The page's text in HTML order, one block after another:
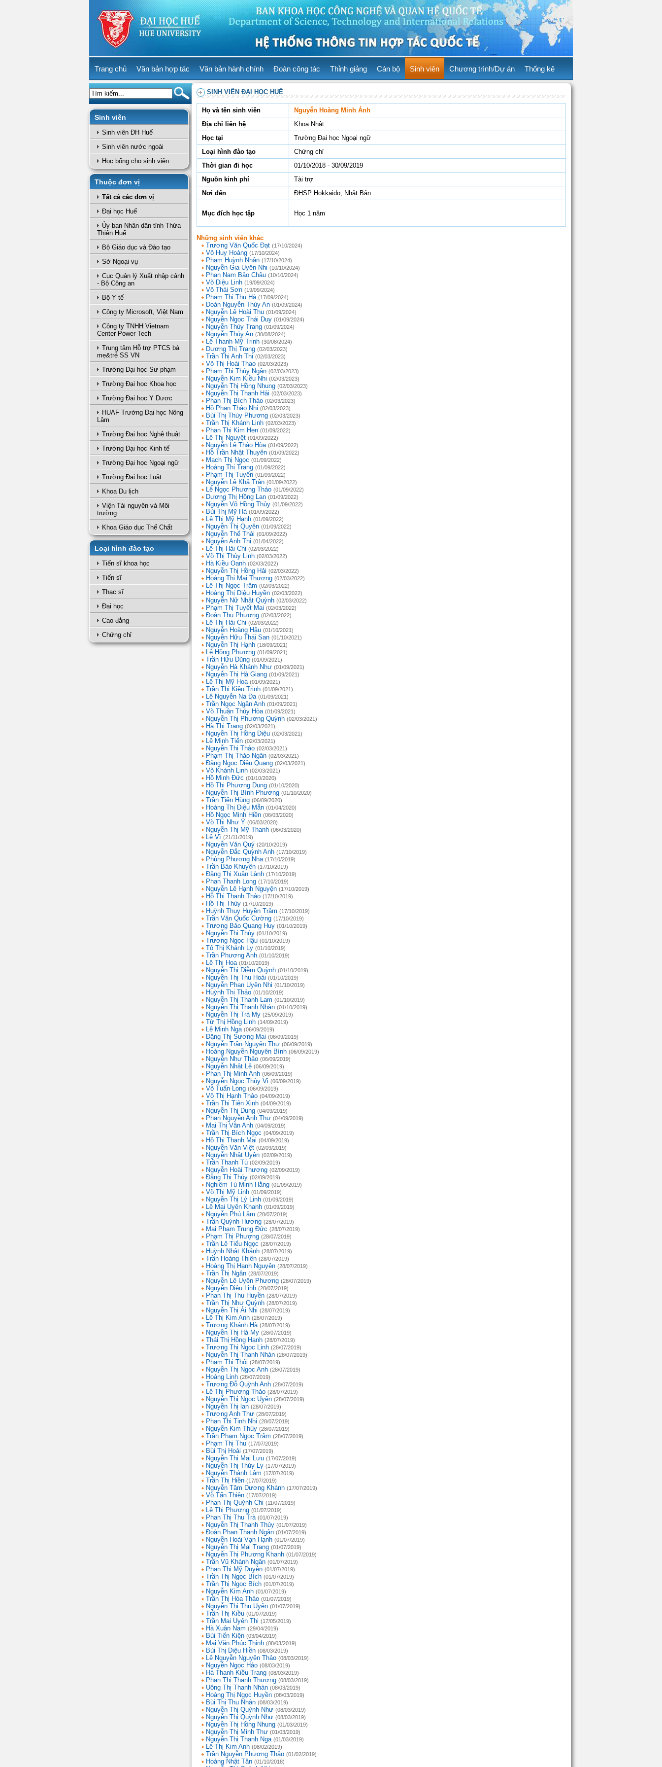
Trang chủ Văn bản hợp tác Văn bản hành chính Đoàn công tác Thỉnh giảng Cán bộ Sinh viên Chương trình/Dự án Thống kê
Sinh viên
Sinh viên ĐH Huế
Sinh viên nước ngoài
Học bổng cho sinh viên
Thuộc đơn vị
Tất cả các đơn vị
Đại học Huế
Ủy ban Nhân dân tỉnh Thừa
Thiên Huế
Bộ Giáo dục và Đào tạo
Sở Ngoại vụ
Cục Quản lý Xuất nhập cảnh
- Bộ Công an
Bộ Y tế
Công ty Microsoft, Việt Nam
Công ty TNHH Vietnam
Center Power Tech
Trung tâm Hỗ trợ PTCS bà
mẹ&trẻ SS VN
Trường Đại học Sư phạm
Trường Đại học Khoa học
Trường Đại học Y Dược
HUAF Trường Đại học Nông
Lâm
Trường Đại học Nghệ thuật
Trường Đại học Kinh tế
Trường Đại học Ngoại ngữ
Trường Đại học Luật
Khoa Du lịch
Viện Tài nguyên và Môi
trường
Khoa Giáo dục Thể Chất
Loại hình đào tạo
Tiến sĩ khoa học
Tiến sĩ
Thạc sĩ
Đại học
Cao đẳng
Chứng chỉ
SINH VIÊN ĐẠI HỌC HUẾ
Họ và tên sinh viên
Nguyễn Hoàng Minh Ánh
Địa chỉ liên hệ
Khoa Nhật
Học tại
Trường Đại học Ngoại ngữ
Loại hình đào tạo
Chứng chỉ
Thời gian đi học
01/10/2018 - 30/09/2019
Nguồn kinh phí
Tài trợ
Nơi đến
ĐHSP Hokkaido, Nhật Bản
Mục đích học tập Học 1 năm
Những sinh viên khác
Trương Văn Quốc Đạt (17/10/2024)
Võ Huy Hoàng (17/10/2024)
Phạm Huỳnh Nhân (17/10/2024)
Nguyễn Gia Uyên Nhi (10/10/2024)
Phan Nam Bảo Châu (10/10/2024)
Võ Diệu Linh (19/09/2024)
Võ Thái Sơn (19/09/2024)
Phạm Thị Thu Hà (17/09/2024)
Đoàn Nguyễn Thùy An (01/09/2024)
Nguyễn Lê Hoài Thu (01/09/2024)
Nguyễn Ngọc Thái Duy (01/09/2024)
Nguyễn Thùy Trang (01/09/2024)
Nguyễn Thúy An (30/08/2024)
Lê Thanh Mỹ Trinh (30/08/2024)
Dương Thị Trang (02/03/2023)
Trần Thị Anh Thi (02/03/2023)
Võ Thị Hoài Thao (02/03/2023)
Phạm Thị Thủy Ngân (02/03/2023)
Nguyễn Kim Kiều Nhi (02/03/2023)
Nguyễn Thị Hồng Nhung (02/03/2023)
Nguyễn Thị Thanh Hải (02/03/2023)
Phan Thị Bích Thảo (02/03/2023)
Hồ Phan Thảo Nhi (02/03/2023)
Bùi Thị Thúy Phương (02/03/2023)
Trần Thị Khánh Linh (02/03/2023)
Phan Thị Kim Hẹn (01/09/2022)
Lê Thị Nguyệt (01/09/2022)
Nguyễn Lê Thảo Hòa (01/09/2022)
Hồ Trần Nhật Thuyên (01/09/2022)
Mạch Thị Ngọc (01/09/2022)
Hoàng Thị Trang (01/09/2022)
Phạm Thị Tuyến (01/09/2022)
Nguyễn Lê Khả Trân (01/09/2022)
Lê Ngọc Phương Thảo (01/09/2022)
Dương Thị Hồng Lan (01/09/2022)
Nguyễn Võ Hồng Thủy (01/09/2022)
Bùi Thị Mỹ Hà (01/09/2022)
Lê Thị Mỹ Hạnh (01/09/2022)
Nguyễn Thị Quyên (01/09/2022)
Nguyễn Thế Thái (01/09/2022)
Nguyễn Anh Thi (01/04/2022)
Lê Thị Hải Chi (02/03/2022)
Võ Thị Thùy Linh (02/03/2022)
Hà Kiều Oanh (02/03/2022)
Nguyễn Thị Hồng Hải (02/03/2022)
Hoàng Thị Mai Thương (02/03/2022)
Lê Thị Ngọc Trâm (02/03/2022)
Hoàng Thị Diệu Huyền (02/03/2022)
Nguyễn Nữ Nhật Quỳnh (02/03/2022)
Phạm Thị Tuyết Mai (02/03/2022)
Đoàn Thu Phương (02/03/2022)
Lê Thị Hải Chi (02/03/2022)
Nguyễn Hoàng Hậu (01/10/2021)
Nguyễn Hữu Thái San (01/10/2021)
Nguyễn Thị Hạnh (18/09/2021)
Lê Hồng Phương (01/09/2021)
Trần Hữu Dũng (01/09/2021)
Nguyễn Hà Khánh Như (01/09/2021)
Nguyễn Thị Hà Giang (01/09/2021)
Lê Thị Mỹ Hoa (01/09/2021)
Trần Thị Kiều Trinh (01/09/2021)
Lê Nguyễn Na Đa (01/09/2021)
Trần Ngọc Ngân Anh (01/09/2021)
Võ Thuận Thúy Hòa (01/09/2021)
Nguyễn Thị Phương Quỳnh (02/03/2021)
Hà Thị Trang (02/03/2021)
Nguyễn Thị Hồng Diệu (02/03/2021)
Lê Minh Tiến (02/03/2021)
Nguyễn Thị Thảo (02/03/2021)
Phạm Thị Thảo Ngân (02/03/2021)
Đặng Ngọc Diệu Quang (02/03/2021)
Võ Khánh Linh (02/03/2021)
Hồ Minh Đức (01/10/2020)
Hồ Thị Phương Dung (01/10/2020)
Nguyễn Thị Bình Phương (01/10/2020)
Trần Tiến Hùng (06/09/2020)
Hoàng Thị Diệu Mẫn (01/04/2020)
Hồ Ngọc Minh Hiền (06/03/2020)
Võ Thị Như Ý (06/03/2020)
Nguyễn Thị Mỹ Thanh (06/03/2020)
Lê Vĩ (21/11/2019)
Nguyễn Văn Quý (20/10/2019)
Nguyễn Đắc Quỳnh Anh (17/10/2019)
Phùng Phương Nha (17/10/2019)
Trần Bảo Khuyên (17/10/2019)
Đặng Thị Xuân Lành (17/10/2019)
Phan Thanh Long (17/10/2019)
Nguyễn Lê Hạnh Nguyện (17/10/2019)
Hồ Thị Thanh Thảo (17/10/2019)
Hồ Thị Thùy (17/10/2019)
Huỳnh Thụy Huyền Trâm (17/10/2019)
Trần Văn Quốc Cường (17/10/2019)
Trương Bảo Quang Huy (01/10/2019)
Nguyễn Thị Thủy (01/10/2019)
Trương Ngọc Hậu (01/10/2019)
Tô Thị Khánh Ly (01/10/2019)
Trần Phương Anh (01/10/2019)
Lê Thị Hoa (01/10/2019)
Nguyễn Thị Diễm Quỳnh (01/10/2019)
Nguyễn Thị Thu Hoài (01/10/2019)
Nguyễn Phan Uyên Nhi (01/10/2019)
Huỳnh Thị Thảo (01/10/2019)
Nguyễn Thị Thanh Lam (01/10/2019)
Nguyễn Thị Thanh Nhàn (01/10/2019)
Nguyễn Thị Trà My (25/09/2019)
Từ Thị Hồng Linh (14/09/2019)
Lê Minh Nga (06/09/2019)
Đặng Thị Sương Mai (06/09/2019)
Nguyễn Trần Nguyên Thư (06/09/2019)
Hoàng Nguyễn Nguyên Bình (06/09/2019)
Nguyễn Như Thảo (06/09/2019)
Nguyễn Nhật Lệ (06/09/2019)
Phan Thị Minh Anh (06/09/2019)
Nguyễn Ngọc Thùy Vi (06/09/2019)
Võ Tuấn Long (06/09/2019)
Võ Thị Hạnh Thảo (04/09/2019)
Trần Thị Tiên Xinh (04/09/2019)
Nguyễn Thị Dung (04/09/2019)
Phan Nguyễn Anh Thư (04/09/2019)
Mai Thị Vân Anh (04/09/2019)
Trần Thị Bích Ngọc (04/09/2019)
Hồ Thị Thanh Mai (04/09/2019)
Nguyễn Văn Việt (02/09/2019)
Nguyễn Nhật Uyên (02/09/2019)
Trần Thanh Tú (02/09/2019)
Nguyễn Hoài Thương (02/09/2019)
Đặng Thị Thúy (02/09/2019)
Nghiêm Tú Minh Hằng (01/09/2019)
Võ Thị Mỹ Linh (01/09/2019)
Nguyễn Thị Lý Linh (01/09/2019)
Lê Mai Uyên Khanh (01/09/2019)
Nguyễn Phú Lâm (28/07/2019)
Trần Quỳnh Hương (28/07/2019)
Mai Phạm Trung Đức (28/07/2019)
Phạm Thị Phượng (28/07/2019)
Trần Lê Tiểu Ngọc (28/07/2019)
Huỳnh Nhật Khánh (28/07/2019)
Trần Hoàng Thiên (28/07/2019)
Hoàng Thị Hạnh Nguyên (28/07/2019)
Trần Thị Ngân (28/07/2019)
Nguyễn Lê Uyên Phương (28/07/2019)
Nguyễn Diệu Linh (28/07/2019)
Phan Thị Thu Huyền (28/07/2019)
Trần Thị Như Quỳnh (28/07/2019)
Nguyễn Thị Ái Nhi (28/07/2019)
Lê Thị Kim Anh (28/07/2019)
Trương Khánh Hà (28/07/2019)
Nguyễn Thị Hà My (28/07/2019)
Thái Thị Hồng Hạnh (28/07/2019)
Trương Thị Ngọc Linh (28/07/2019)
Nguyễn Thị Thanh Nhàn (28/07/2019)
Phạm Thi Thôi (28/07/2019)
Nguyễn Thị Ngọc Anh (28/07/2019)
Hoàng Linh (28/07/2019)
Trương Đỗ Quỳnh Anh (28/07/2019)
Lê Thị Phương Thảo (28/07/2019)
Nguyễn Thị Ngọc Uyên (28/07/2019)
Nguyễn Thị lan (28/07/2019)
Trương Anh Thư (28/07/2019)
Phan Thị Tịnh Nhi (28/07/2019)
Nguyễn Kim Thúy (28/07/2019)
Trần Phạm Ngọc Trâm (28/07/2019)
Phạm Thị Thu (17/07/2019)
Bùi Thị Hoài (17/07/2019)
Nguyễn Thị Mai Lưu (17/07/2019)
Nguyễn Thị Thủy Ly (17/07/2019)
Nguyễn Thành Lâm (17/07/2019)
Trần Thị Hiền (17/07/2019)
Nguyễn Tâm Dương Khánh (17/07/2019)
Võ Tấn Thiện (17/07/2019)
Phan Thị Quỳnh Chi (11/07/2019)
Lê Thị Phương (01/07/2019)
Phan Thị Thu Trà (01/07/2019)
Nguyễn Thị Thanh Thủy (01/07/2019)
Đoàn Phan Thanh Ngân (01/07/2019)
Nguyễn Hoài Vạn Hạnh (01/07/2019)
Nguyễn Thị Mai Trang (01/07/2019)
Nguyễn Thị Phương Khanh (01/07/2019)
Trần Vũ Khánh Ngân (01/07/2019)
Phan Thị Mỹ Duyên (01/07/2019)
Trần Thị Ngọc Bích (01/07/2019)
Trần Thị Ngọc Bích (01/07/2019)
Nguyễn Kim Anh (01/07/2019)
Trần Thị Hòa Thảo (01/07/2019)
Nguyễn Thị Thu Uyên (01/07/2019)
Trần Thị Kiều (01/07/2019)
Trần Mai Uyên Thi (17/05/2019)
Hà Xuân Nam (29/04/2019)
Bùi Tiến Kiện (03/04/2019)
Mai Văn Phúc Thịnh (08/03/2019)
Bùi Thị Diệu Hiền (08/03/2019)
Lê Nguyễn Nguyên Thảo (08/03/2019)
Nguyễn Ngọc Hảo (08/03/2019)
Hà Thanh Kiều Trang (08/03/2019)
Phan Thị Thanh Thương (08/03/2019)
Uông Thị Thanh Nhàn (08/03/2019)
Hoàng Thị Ngọc Huyền (08/03/2019)
Bùi Thị Thu Nhân (08/03/2019)
Nguyễn Thị Quỳnh Như (08/03/2019)
Nguyễn Thị Quỳnh Như (08/03/2019)
Nguyễn Thị Hồng Nhung (01/03/2019)
Nguyễn Thị Minh Thư (01/03/2019)
Nguyễn Thị Thanh Nga (01/03/2019)
Lê Thị Kim Anh (08/02/2019)
Trần Nguyễn Phương Thảo (01/02/2019)
Hoàng Nhật Tân (01/10/2018)